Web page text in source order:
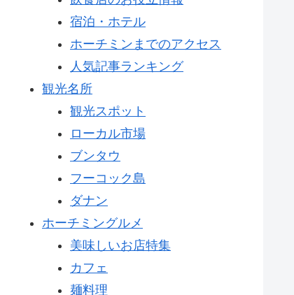
宿泊・ホテル
ホーチミンまでのアクセス
人気記事ランキング
観光名所
観光スポット
ローカル市場
ブンタウ
フーコック島
ダナン
ホーチミングルメ
美味しいお店特集
カフェ
麺料理